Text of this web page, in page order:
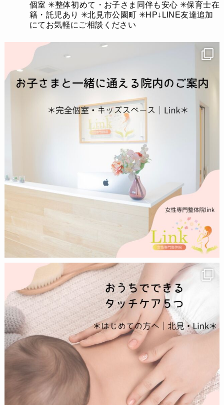
個室 ✳︎整体初めて・お子さま同伴も安心 ✳︎保育士在
籍・託児あり ✳︎北見市公園町 ✳︎HP↓LINE友達追加
にてお気軽にご相談ください